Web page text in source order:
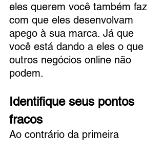
eles querem você também faz
com que eles desenvolvam
apego à sua marca. Já que
você está dando a eles o que
outros negócios online não
podem.
Identifique seus pontos
fracos
Ao contrário da primeira